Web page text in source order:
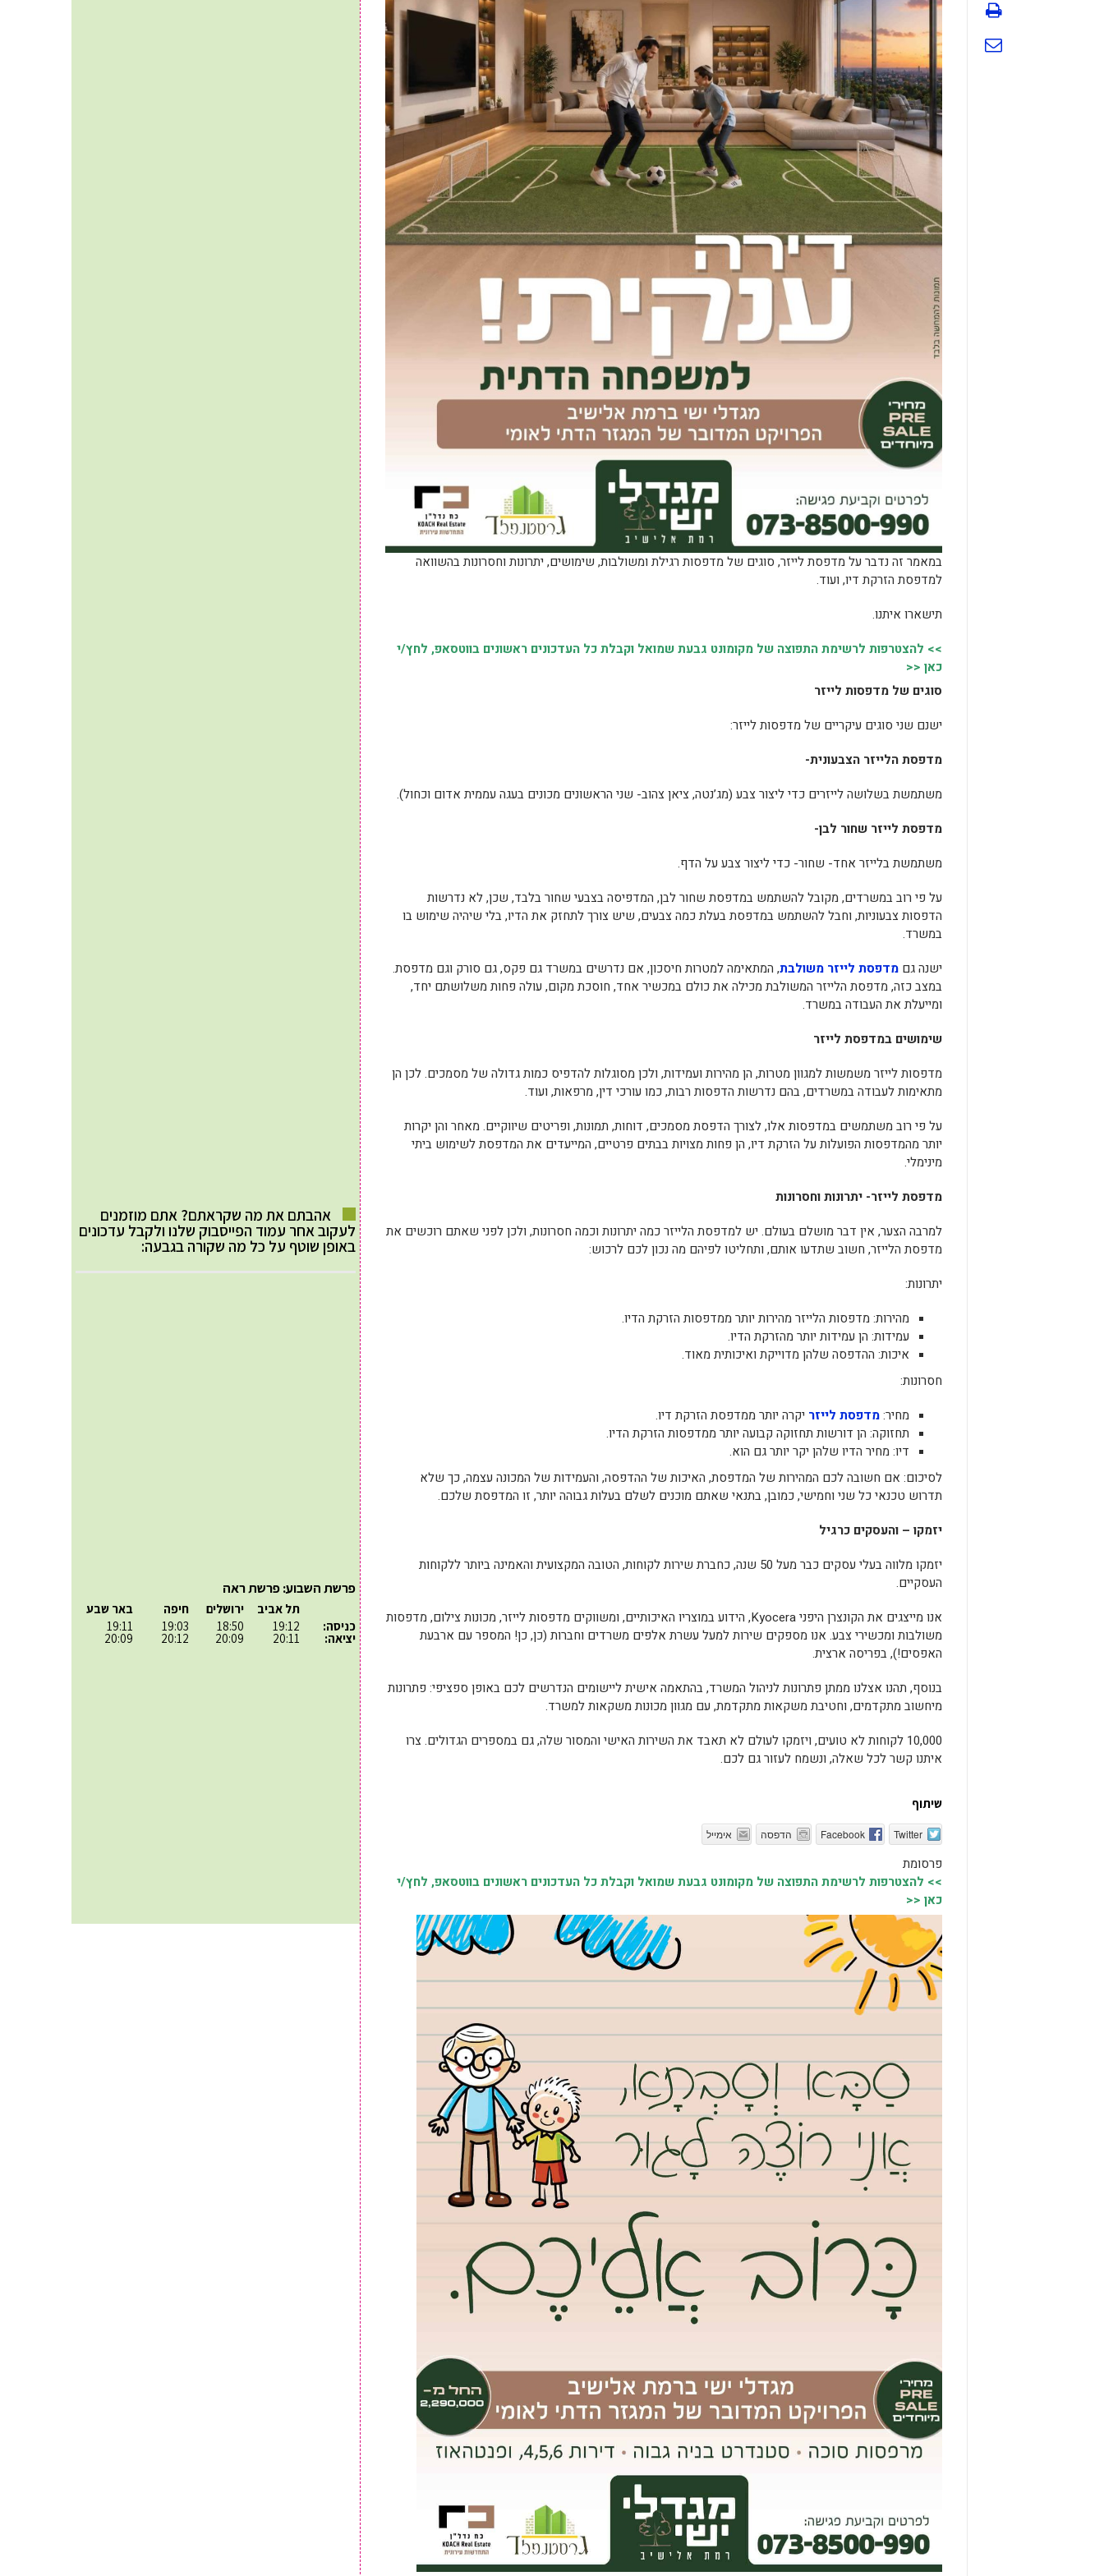
במאמר זה נדבר על מדפסת לייזר, סוגים של מדפסות רגילת ומשולבות, שימושים, יתרונות וחסרונות בהשוואה
למדפסת הזרקת דיו, ועוד.
תישארו איתנו.
>> להצטרפות לרשימת התפוצה של מקומונט גבעת שמואל וקבלת כל העדכונים ראשונים בווטסאפ, לחץ/י
כאן <<
סוגים של מדפסות לייזר
ישנם שני סוגים עיקריים של מדפסות לייזר:
מדפסת הלייזר הצבעונית-
משתמשת בשלושה לייזרים כדי ליצור צבע (מג’נטה, ציאן צהוב- שני הראשונים מכונים בעגה עממית אדום וכחול).
מדפסת לייזר שחור לבן-
משתמשת בלייזר אחד- שחור- כדי ליצור צבע על הדף.
על פי רוב במשרדים, מקובל להשתמש במדפסת שחור לבן, המדפיסה בצבעי שחור בלבד, שכן, לא נדרשות
הדפסות צבעוניות, וחבל להשתמש במדפסת בעלת כמה צבעים, שיש צורך לתחזק את הדיו, בלי שיהיה שימוש בו
במשרד.
ישנה גםמדפסת לייזר משולבת, המתאימה למטרות חיסכון, אם נדרשים במשרד גם פקס, גם סורק וגם מדפסת.
במצב כזה, מדפסת הלייזר המשולבת מכילה את כולם במכשיר אחד, חוסכת מקום, עולה פחות משלושתם יחד,
ומייעלת את העבודה במשרד.
שימושים במדפסת לייזר
מדפסות לייזר משמשות למגוון מטרות, הן מהירות ועמידות, ולכן מסוגלות להדפיס כמות גדולה של מסמכים. לכן הן
מתאימות לעבודה במשרדים, בהם נדרשות הדפסות רבות, כמו עורכי דין, מרפאות, ועוד.
על פי רוב משתמשים במדפסות אלו, לצורך הדפסת מסמכים, דוחות, תמונות, ופריטים שיווקיים. מאחר והן יקרות
יותר מהמדפסות הפועלות על הזרקת דיו, הן פחות מצויות בבתים פרטיים, המייעדים את המדפסת לשימוש ביתי
מינימלי.
מדפסת לייזר- יתרונות וחסרונות
למרבה הצער, אין דבר מושלם בעולם. יש למדפסת הלייזר כמה יתרונות וכמה חסרונות, ולכן לפני שאתם רוכשים את
מדפסת הלייזר, חשוב שתדעו אותם, ותחליטו לפיהם מה נכון לכם לרכוש:
יתרונות:
מהירות: מדפסות הלייזר מהירות יותר ממדפסות הזרקת הדיו.
עמידות: הן עמידות יותר מהזרקת הדיו.
איכות: ההדפסה שלהן מדוייקת ואיכותית מאוד.
חסרונות:
מחיר:מדפסת לייזר יקרה יותר ממדפסת הזרקת דיו.
תחזוקה: הן דורשות תחזוקה קבועה יותר ממדפסות הזרקת הדיו.
דיו: מחיר הדיו שלהן יקר יותר גם הוא.
לסיכום: אם חשובה לכם המהירות של המדפסת, האיכות של ההדפסה, והעמידות של המכונה עצמה, כך שלא
תדרוש טכנאי כל שני וחמישי, כמובן, בתנאי שאתם מוכנים לשלם בעלות גבוהה יותר, זו המדפסת שלכם.
יזמקו – והעסקים כרגיל
יזמקו מלווה בעלי עסקים כבר מעל 50 שנה, כחברת שירות לקוחות, הטובה המקצועית והאמינה ביותר ללקוחות
העסקיים.
אנו מייצגים את הקונצרן היפני Kyocera, הידוע במוצריו האיכותיים, ומשווקים מדפסות לייזר, מכונות צילום, מדפסות
משולבות ומכשירי צבע. אנו מספקים שירות למעל עשרת אלפים משרדים וחברות (כן, כן! המספר עם ארבעת
האפסים!), בפריסה ארצית.
בנוסף, תהנו אצלנו ממתן פתרונות לניהול המשרד, בהתאמה אישית ליישומים הנדרשים לכם באופן ספציפי: פתרונות
מיחשוב מתקדמים, וחטיבת משקאות מתקדמת, עם מגוון מכונות משקאות למשרד.
10,000 לקוחות לא טועים, ויזמקו לעולם לא תאבד את השירות האישי והמסור שלה, גם במספרים הגדולים. צרו
איתנו קשר לכל שאלה, ונשמח לעזור גם לכם.
שיתוף
Twitter
Facebook הדפסה אימייל
פרסומת
>> להצטרפות לרשימת התפוצה של מקומונט גבעת שמואל וקבלת כל העדכונים ראשונים בווטסאפ, לחץ/י
כאן <<
אהבתם את מה שקראתם? אתם מוזמנים
לעקוב אחר עמוד הפייסבוק שלנו ולקבל עדכונים
באופן שוטף על כל מה שקורה בגבעה:
פרשת השבוע: פרשת ראה
כניסה:
יציאה:
תל אביב
19:12
20:11
ירושלים
18:50
20:09
חיפה
19:03
20:12
באר שבע
19:11
20:09